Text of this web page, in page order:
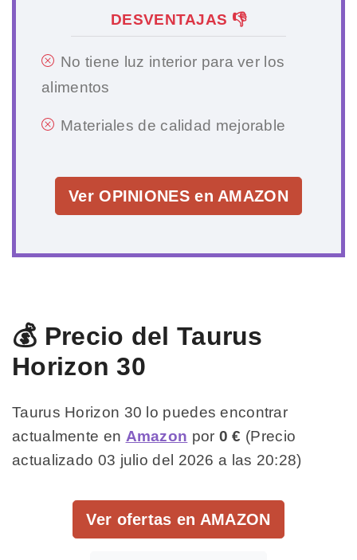
DESVENTAJAS 👎
No tiene luz interior para ver los
alimentos
Materiales de calidad mejorable
Ver OPINIONES en AMAZON
💰 Precio del Taurus
Horizon 30
Taurus Horizon 30 lo puedes encontrar
actualmente en Amazon por 0 € (Precio
actualizado 03 julio del 2026 a las 20:28)
Ver ofertas en AMAZON